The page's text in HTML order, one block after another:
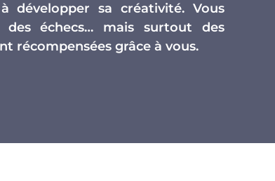
développer sa créativité. Vous
des échecs… mais surtout des
récompensées grâce à vous.